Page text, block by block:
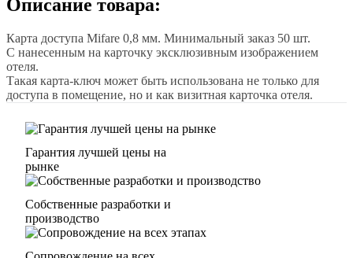
Описание товара:
Карта доступа Mifare 0,8 мм. Минимальный заказ 50 шт.
С нанесенным на карточку эксклюзивным изображением
отеля.
Такая карта-ключ может быть использована не только для
доступа в помещение, но и как визитная карточка отеля.
Гарантия лучшей цены на
рынке
Собственные разработки и
производство